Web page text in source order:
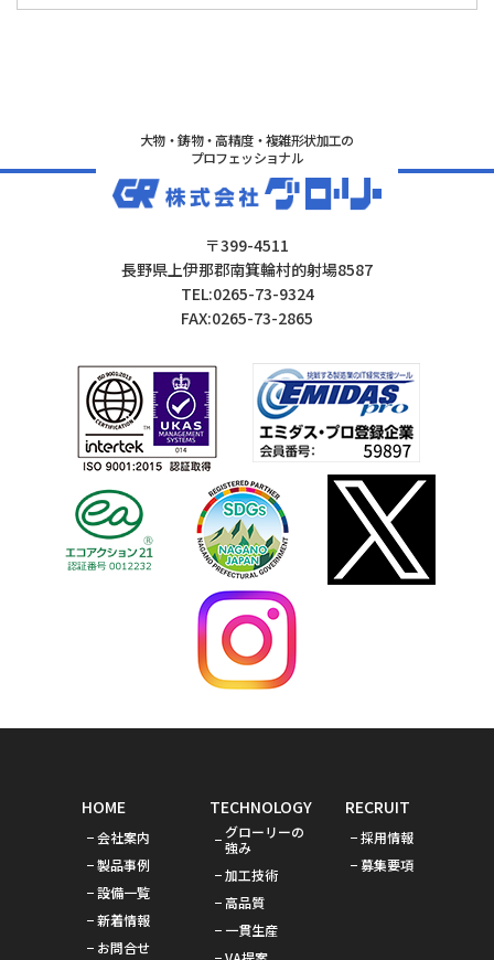
大物・鋳物・高精度・複雑形状加工の
プロフェッショナル
〒399-4511
長野県上伊那郡南箕輪村的射場8587
TEL:0265-73-9324
FAX:0265-73-2865
HOME
会社案内
製品事例
設備一覧
新着情報
お問合せ
TECHNOLOGY
グローリーの
強み
加工技術
高品質
一貫生産
RECRUIT
採用情報
募集要項